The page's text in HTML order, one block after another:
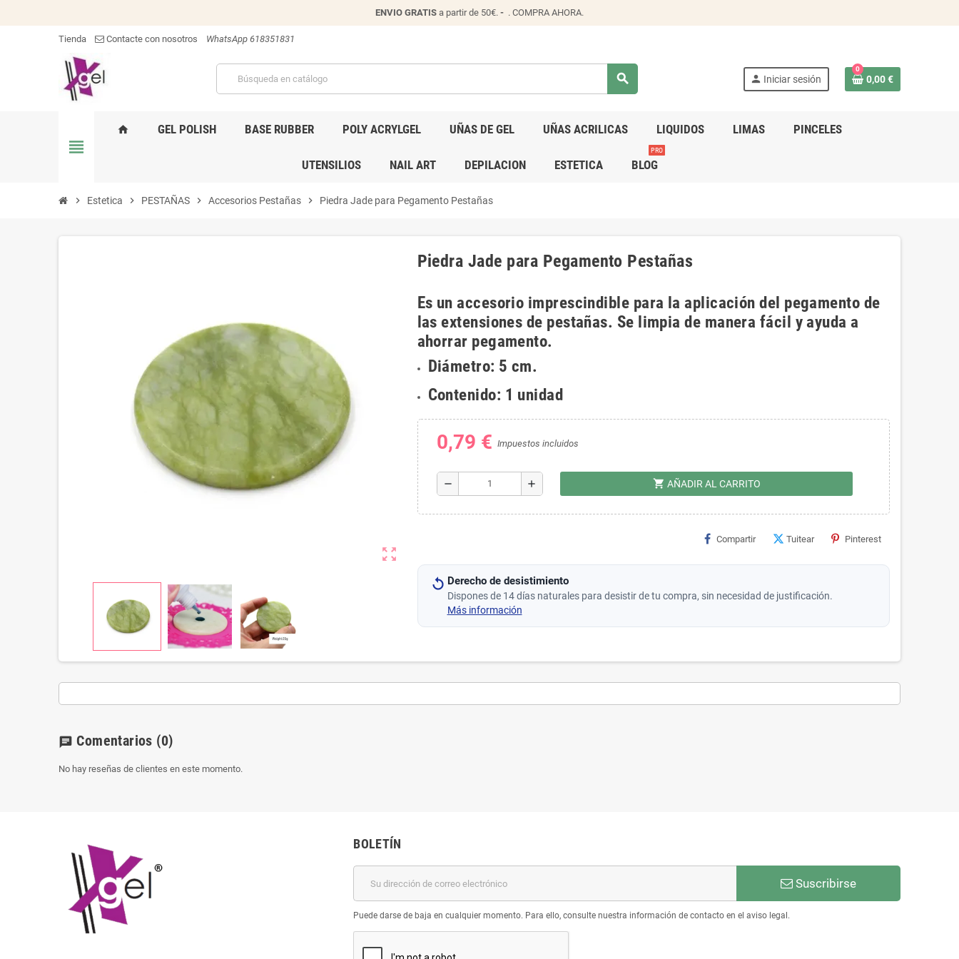
ENVIO GRATIS a partir de 50€. - . COMPRA AHORA.
Tienda Contacte con nosotros WhatsApp 618351831
search person Iniciar sesión
0
0,00 €
view_headline
home GEL POLISH BASE RUBBER POLY ACRYLGEL UÑAS DE GEL UÑAS ACRILICAS LIQUIDOS LIMAS PINCELES
UTENSILIOS NAIL ART DEPILACION ESTETICA BLOG
PRO
chevron_right Estetica chevron_right PESTAÑAS chevron_right Accesorios Pestañas chevron_right Piedra Jade para Pegamento Pestañas
zoom_out_map
Piedra Jade para Pegamento Pestañas
Es un accesorio imprescindible para la aplicación del pegamento de
las extensiones de pestañas. Se limpia de manera fácil y ayuda a
ahorrar pegamento.
Diámetro: 5 cm.
Contenido: 1 unidad
0,79 € Impuestos incluidos
remove add shopping_cart AÑADIR AL CARRITO
Compartir Tuitear Pinterest
Derecho de desistimiento
Dispones de 14 días naturales para desistir de tu compra, sin necesidad de justificación.
Más información
chat Comentarios (0)
No hay reseñas de clientes en este momento.
BOLETÍN
Suscribirse
Puede darse de baja en cualquier momento. Para ello, consulte nuestra información de contacto en el aviso legal.